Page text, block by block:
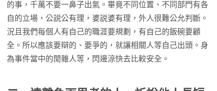
的事，千萬不要一鼻子出氣。畢竟不同位置、不同部門有各
自的立場，公説公有理，婆説婆有理，外人很難公允判斷。
況且我們每個人有自己的職涯要規劃，有自己的飯碗要顧
全。所以應該要辯的、要爭的，就讓相關人等自己出頭。身
為事件當中的閒雜人等，閃邊涼快去比較安全。